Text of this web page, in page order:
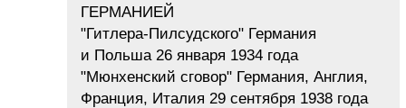
ГЕРМАНИЕЙ
"Гитлера-Пилсудского" Германия
и Польша 26 января 1934 года
"Мюнхенский сговор" Германия, Англия,
Франция, Италия 29 сентября 1938 года